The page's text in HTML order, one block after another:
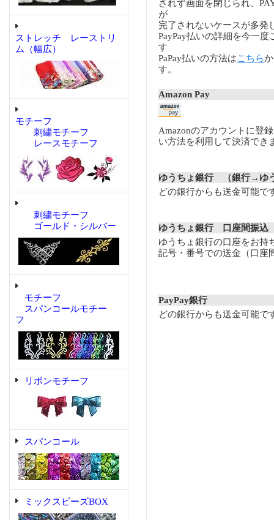
ストレッチ レーストリ
ム（幅広）
モチーフ
刺繍モチーフ
レースモチーフ
刺繍モチーフ
ゴールド・シルバー
モチーフ
スパンコールモチー
フ
リボンモチーフ
スパンコール
ミックスビーズBOX
されず画面を閉じられ、
が
完了されないケースが多発
PayPay払いの詳細を今一度
す
PaPay払いの方法はこちら
す。
Amazon Pay
Amazonのアカウントに登
い方法を利用して決済でき
ゆうちょ銀行 （銀行→ゆ
どの銀行からも送金可能で
ゆうちょ銀行 口座間振込
ゆうちょ銀行の口座をお持
記号・番号での送金（口座
PayPay銀行
どの銀行からも送金可能で